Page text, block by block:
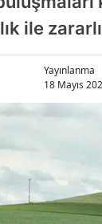
ile
Yayınlanma
18 Mayıs